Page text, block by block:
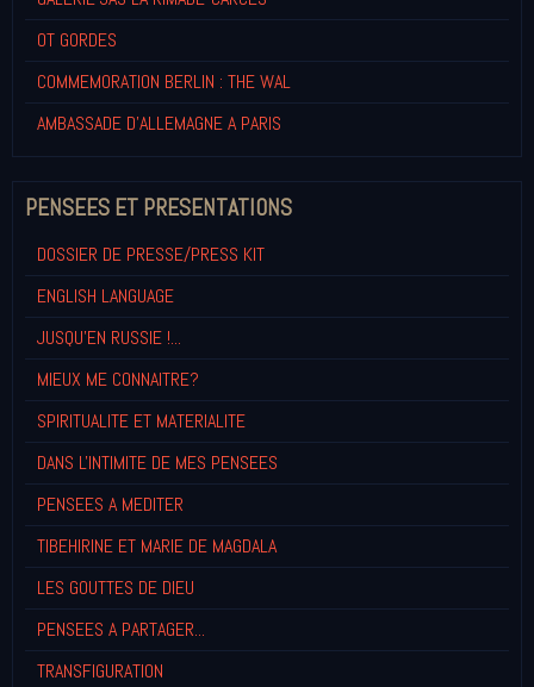
OT GORDES
COMMEMORATION BERLIN : THE WAL
AMBASSADE D'ALLEMAGNE A PARIS
PENSEES ET PRESENTATIONS
DOSSIER DE PRESSE/PRESS KIT
ENGLISH LANGUAGE
JUSQU'EN RUSSIE !...
MIEUX ME CONNAITRE?
SPIRITUALITE ET MATERIALITE
DANS L'INTIMITE DE MES PENSEES
PENSEES A MEDITER
TIBEHIRINE ET MARIE DE MAGDALA
LES GOUTTES DE DIEU
PENSEES A PARTAGER...
TRANSFIGURATION